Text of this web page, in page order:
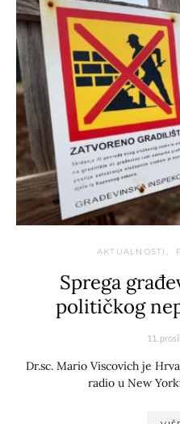
AKTUALNOSTI
Sprega
političkog
11.
Dr.sc. Mario Viscovich je
radio u New